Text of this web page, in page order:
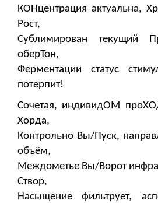
КОНцентрация актуальна,
Рост,
Сублимирован текущий
оберТон,
Ферментации статус
потерпит!
Сочетая, индивидОМ
Хорда,
Контрольно Вы/Пуск,
объём,
Междометье Вы/Ворот
Створ,
Насыщение фильтрует,